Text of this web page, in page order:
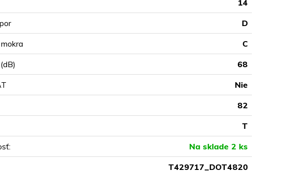
14
D
C
68
Nie
82
T
Na sklade 2 ks
T429717_DOT4820